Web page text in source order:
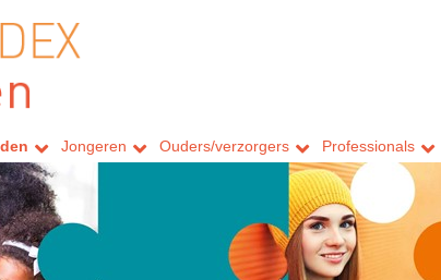
Jongeren Ouders/verzorgers Professionals